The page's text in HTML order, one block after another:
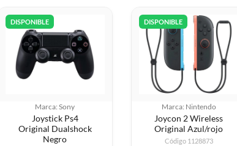
DISPONIBLE
Marca: Sony
Joystick Ps4
Original Dualshock
Negro
DISPONIBLE
Marca: Nintendo
Joycon 2 Wireless
Original Azul/rojo
Código 1128873